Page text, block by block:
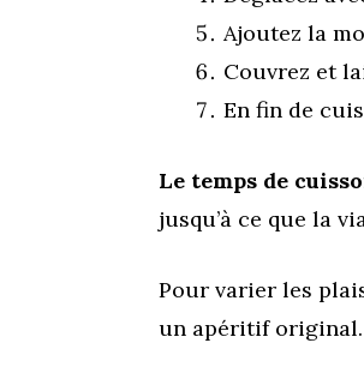
Ajoutez la
Couvrez et
En fin de
Le temps de
jusqu’à ce que la
Pour varier les
un apéritif original.